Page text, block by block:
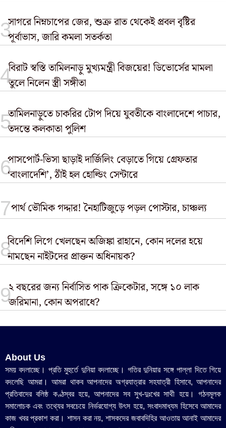
সাগরে নিম্নচাপের জের, শুক্র রাত থেকেই প্রবল বৃষ্টির
পূর্বাভাস, জারি কমলা সতর্কতা
বিরাট স্বস্তি তামিলনাড়ু মুখ্যমন্ত্রী বিজয়ের! ডিভোর্সের মামলা
তুলে নিলেন স্ত্রী সঙ্গীতা
তামিলনাড়ুতে চাকরির টোপ দিয়ে যুবতীকে বাংলাদেশে পাচার,
তদন্তে কলকাতা পুলিশ
পাসপোর্ট-ভিসা ছাড়াই দার্জিলিং বেড়াতে গিয়ে গ্রেফতার
‘বাংলাদেশি’, ঠাঁই হল হোল্ডিং সেন্টারে
পার্থ ভৌমিক গদ্দার! নৈহাটিজুড়ে পড়ল পোস্টার, চাঞ্চল্য
বিদেশি লিগে খেলছেন অজিঙ্কা রাহানে, কোন দলের হয়ে
নামছেন নাইটদের প্রাক্তন অধিনায়ক?
২ বছরের জন্য নির্বাসিত পাক ক্রিকেটার, সঙ্গে ১০ লাক
জরিমানা, কোন অপরাধে?
About Us
সময় বদলাচ্ছে। প্রতি মুহুর্তে দুনিয়া বদলাচ্ছে। গতির দুনিয়ার সঙ্গে পাল্লা দিতে গিয়ে
বদলেছি আমরা। আমরা থাকব আপনাদের অগ্রযাত্রার সহযাত্রী হিসাবে, আপনাদের
প্রতিবাদের বলিষ্ঠ কণ্ঠস্বর হয়ে, আপনাদের সব সুখ-দুঃখের সাথী হয়ে। গঠনমূলক
সমালোচক এবং তথ্যের সবচেয়ে নির্ভরযোগ্য উ‍ৎস হয়ে, সংবাদমাধ্যম হিসেবে আমাদের
কাজ খবর প্রকাশ করা। শাসন করা নয়, শাসকদের জবাবদিহির আওতায় আনাই আমাদের